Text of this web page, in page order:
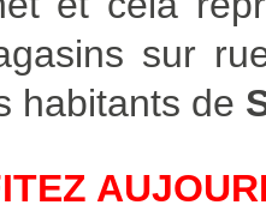
sur
habitants de